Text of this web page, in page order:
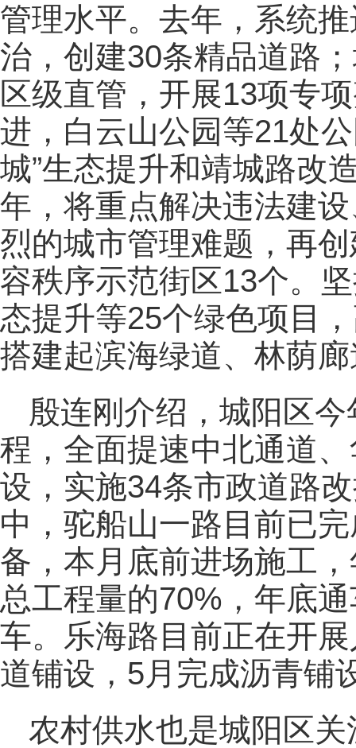
管理水平。去年，系统
治，创建30条精品道路
区级直管，开展13项专
进，白云山公园等21处
城”生态提升和靖城路改
年，将重点解决违法建
烈的城市管理难题，再
容秩序示范街区13个。
态提升等25个绿色项目
搭建起滨海绿道、林荫
殷连刚介绍，城阳区
程，全面提速中北通道
设，实施34条市政道路
中，驼船山一路目前已
备，本月底前进场施工
总工程量的70%，年底
车。乐海路目前正在开
道铺设，5月完成沥青铺
农村供水也是城阳区